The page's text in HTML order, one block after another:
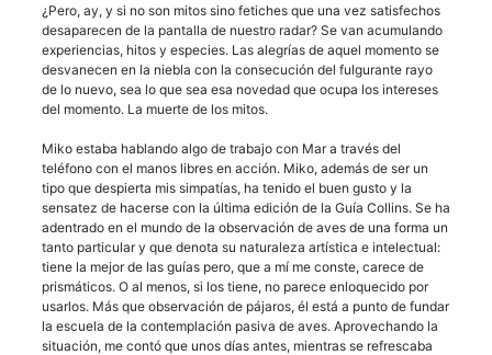
¿Pero, ay, y si no son mitos sino fetiches que una vez satisfechos
desaparecen de la pantalla de nuestro radar? Se van acumulando
experiencias, hitos y especies. Las alegrías de aquel momento se
desvanecen en la niebla con la consecución del fulgurante rayo
de lo nuevo, sea lo que sea esa novedad que ocupa los intereses
del momento. La muerte de los mitos.
Miko estaba hablando algo de trabajo con Mar a través del
teléfono con el manos libres en acción. Miko, además de ser un
tipo que despierta mis simpatías, ha tenido el buen gusto y la
sensatez de hacerse con la última edición de la Guía Collins. Se ha
adentrado en el mundo de la observación de aves de una forma un
tanto particular y que denota su naturaleza artística e intelectual:
tiene la mejor de las guías pero, que a mí me conste, carece de
prismáticos. O al menos, si los tiene, no parece enloquecido por
usarlos. Más que observación de pájaros, él está a punto de fundar
la escuela de la contemplación pasiva de aves. Aprovechando la
situación, me contó que unos días antes, mientras se refrescaba